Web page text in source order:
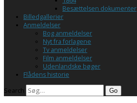
Besættelsen dokumenter
Billedgallerier
Anmeldelser
Bog anmeldelser
Nyt fra forlagene
Tv anmeldelser
Film anmeldelser
Udenlandske bøger
Flådens historie
Search